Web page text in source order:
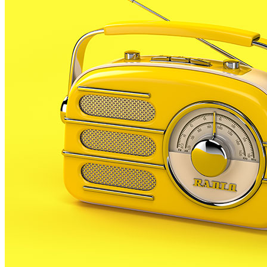
dos recintes que acullen el certamen, el pavelló del
Palauet i el gimnàs de l’Escola Mas Prats, han obert
les portes. La fira s’allargarà des d’avui fins el dia 4 de
gener, exceptuant el primer dia de l’any 2016, que
tancarà portes.
Avui, doncs, pren forma una tasca d’organització que
ve de molts mesos enrere. El Juga Juga mou moltes
activitats i quantitats importants d’infants, per això
cal tenir-ho tot molt ben preparat. La seguretat i el
bon desenvolupament de les diferents activitats
previstes és cabdal per a l’organització, que ha
treballat des del setembre perquè els nens de
Palafolls gaudeixin d’aquests dies amb múltiples